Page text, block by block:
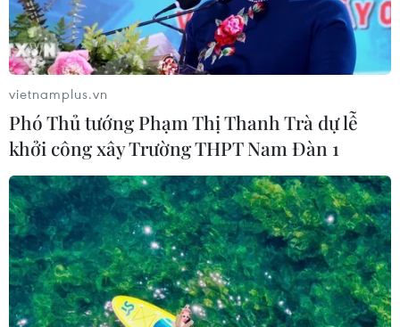
Tạo đột phá từ y tế cơ sở đến phát
triển nguồn nhân lực
Báo động cận thị học đường khi
nhiều trẻ giảm thị lực từ rất sớm
01/08/2026 09:31
Thành phố Hồ Chí Minh phát triển
hệ thống y tế đa tầng, đồng bộ, thống
vietnamplus.vn
Phó Thủ tướng Phạm Thị Thanh Trà dự lễ
khởi công xây Trường THPT Nam Đàn 1